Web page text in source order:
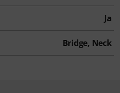
Ja
Bridge, Neck